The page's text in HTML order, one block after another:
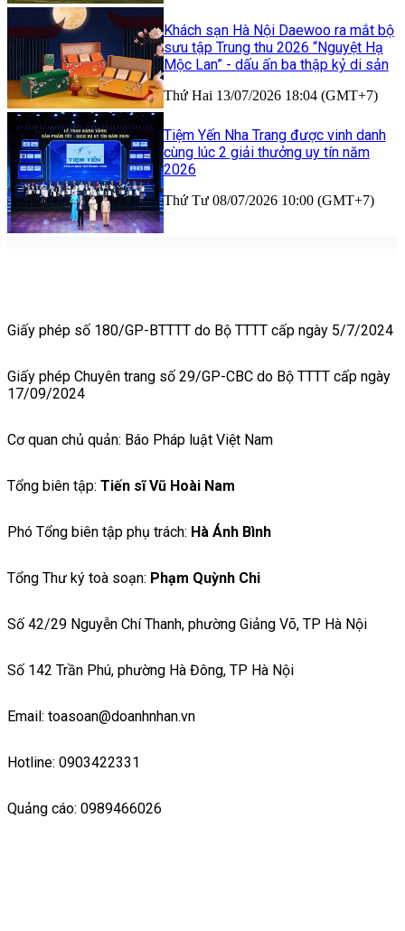
Khách sạn Hà Nội Daewoo ra mắt bộ
sưu tập Trung thu 2026 “Nguyệt Hạ
Mộc Lan” - dấu ấn ba thập kỷ di sản
Thứ Hai 13/07/2026 18:04 (GMT+7)
Tiệm Yến Nha Trang được vinh danh
cùng lúc 2 giải thưởng uy tín năm
2026
Thứ Tư 08/07/2026 10:00 (GMT+7)
Giấy phép số 180/GP-BTTTT do Bộ TTTT cấp ngày 5/7/2024
Giấy phép Chuyên trang số 29/GP-CBC do Bộ TTTT cấp ngày
17/09/2024
Cơ quan chủ quản: Báo Pháp luật Việt Nam
Tổng biên tập: Tiến sĩ Vũ Hoài Nam
Phó Tổng biên tập phụ trách: Hà Ánh Bình
Tổng Thư ký toà soạn: Phạm Quỳnh Chi
Số 42/29 Nguyễn Chí Thanh, phường Giảng Võ, TP Hà Nội
Số 142 Trần Phú, phường Hà Đông, TP Hà Nội
Email: toasoan@doanhnhan.vn
Hotline: 0903422331
Quảng cáo: 0989466026